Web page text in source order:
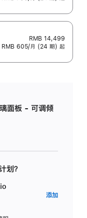
RMB 14,499
RMB 605/月 (24 期) 起
面板 - 可调倾
划？
添加